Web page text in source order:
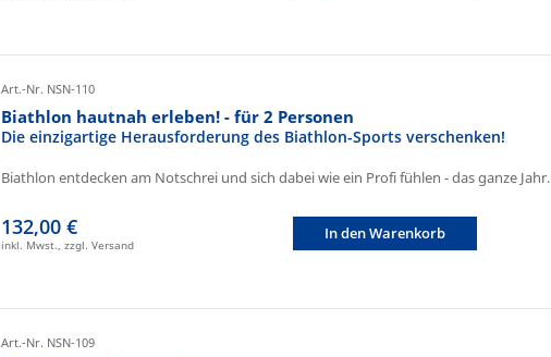
Art.-Nr. NSN-110
Biathlon hautnah erleben! - für 2 Personen
Die einzigartige Herausforderung des Biathlon-Sports verschenken!
Biathlon entdecken am Notschrei und sich dabei wie ein Profi fühlen - das ganze Jahr.
132,00 €
inkl. Mwst., zzgl. Versand
In den Warenkorb
Art.-Nr. NSN-109